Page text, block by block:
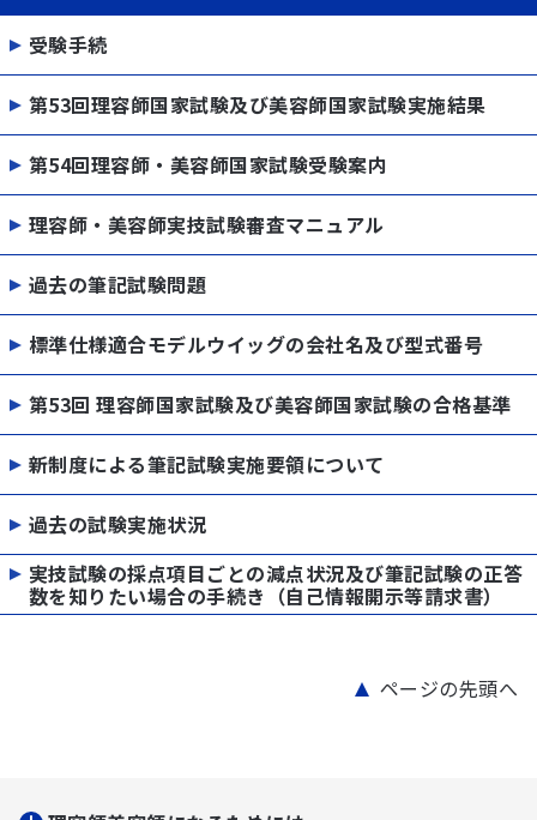
受験手続
第53回理容師国家試験及び美容師国家試験実施結果
第54回理容師・美容師国家試験受験案内
理容師・美容師実技試験審査マニュアル
過去の筆記試験問題
標準仕様適合モデルウイッグの会社名及び型式番号
第53回 理容師国家試験及び美容師国家試験の合格基準
新制度による筆記試験実施要領について
過去の試験実施状況
実技試験の採点項目ごとの減点状況及び筆記試験の正答
数を知りたい場合の手続き（自己情報開示等請求書）
ページの先頭へ